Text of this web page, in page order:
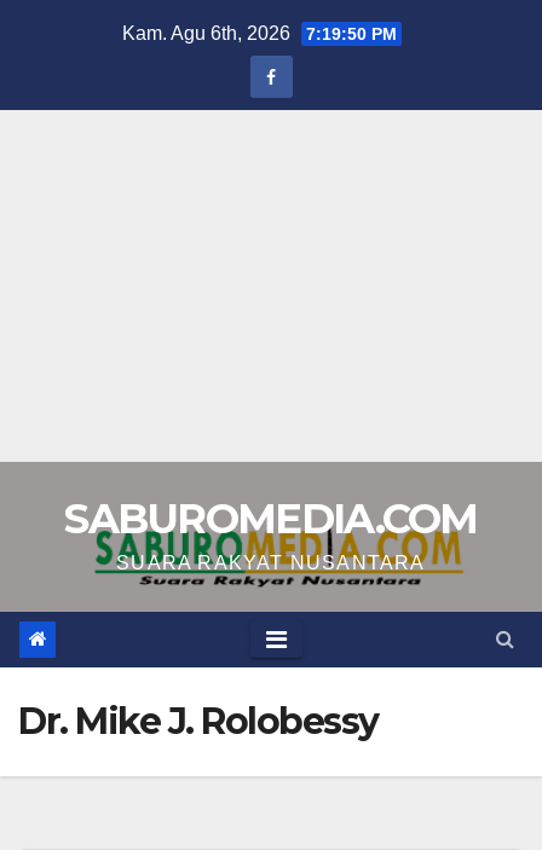
Kam. Agu 6th, 2026 7:19:51 PM
SABUROMEDIA.COM
SUARA RAKYAT NUSANTARA
Dr. Mike J. Rolobessy